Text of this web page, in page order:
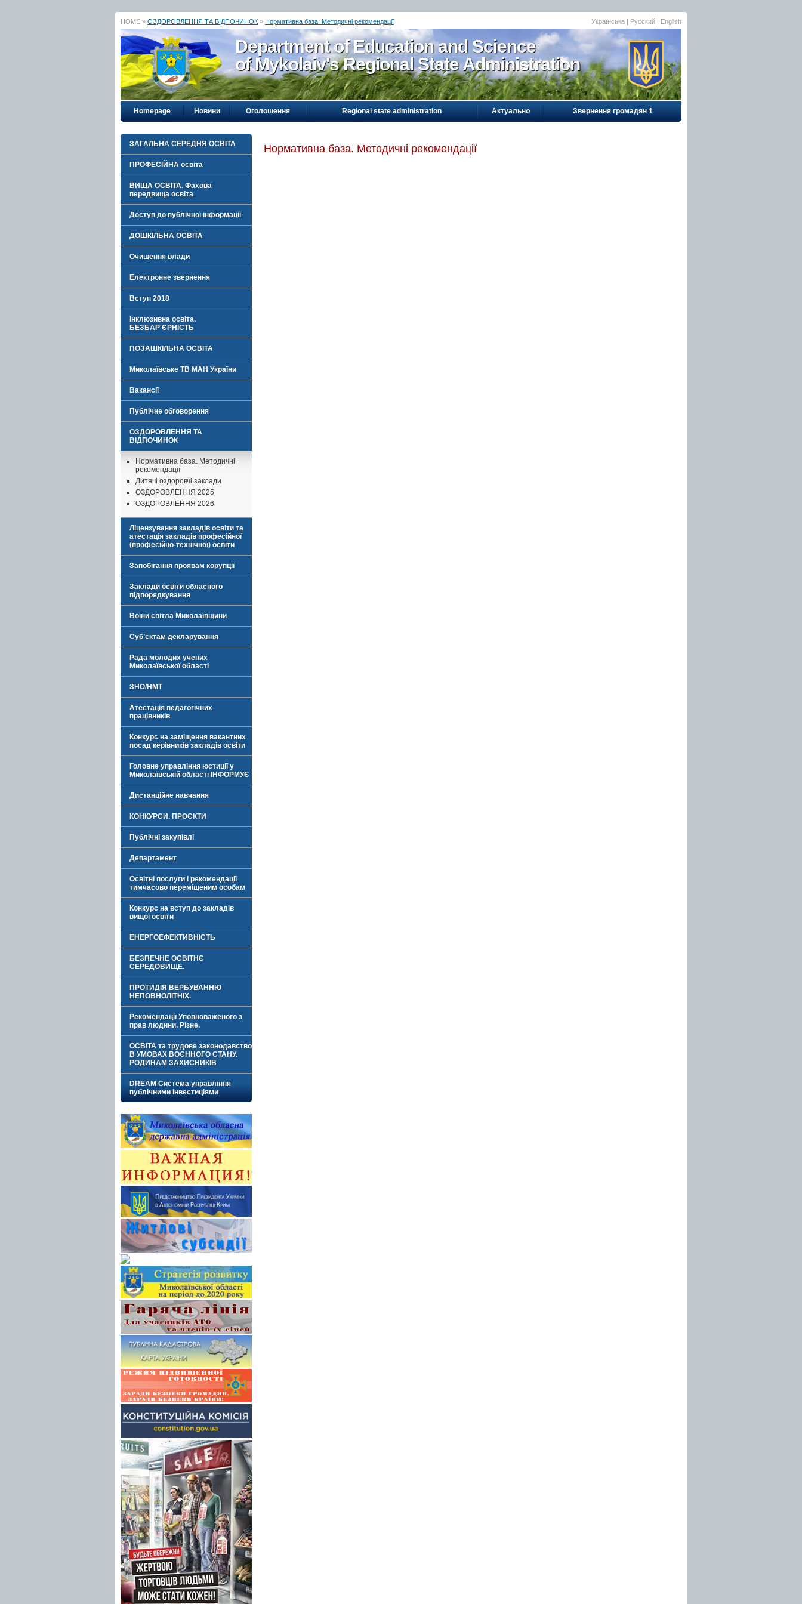
HOME » ОЗДОРОВЛЕННЯ ТА ВІДПОЧИНОК » Нормативна база. Методичні рекомендації Українська | Русский | English
Department of Education and Science
of Mykolaiv's Regional State Administration
Homepage Новини Оголошення Regional state administration Актуально Звернення громадян 1
ЗАГАЛЬНА СЕРЕДНЯ ОСВІТА
ПРОФЕСІЙНА освіта
ВИЩА ОСВІТА. Фахова
передвища освіта
Доступ до публічної інформації
ДОШКІЛЬНА ОСВІТА
Очищення влади
Електронне звернення
Вступ 2018
Інклюзивна освіта.
БЕЗБАР'ЄРНІСТЬ
ПОЗАШКІЛЬНА ОСВІТА
Миколаївське ТВ МАН України
Вакансії
Публічне обговорення
ОЗДОРОВЛЕННЯ ТА
ВІДПОЧИНОК
Нормативна база. Методичні
рекомендації
Дитячі оздоровчі заклади
ОЗДОРОВЛЕННЯ 2025
ОЗДОРОВЛЕННЯ 2026
Ліцензування закладів освіти та
атестація закладів професійної
(професійно-технічної) освіти
Запобігання проявам корупції
Заклади освіти обласного
підпорядкування
Воїни світла Миколаївщини
Суб’єктам декларування
Рада молодих учених
Миколаївської області
ЗНО/НМТ
Атестація педагогічних
працівників
Конкурс на заміщення вакантних
посад керівників закладів освіти
Головне управління юстиції у
Миколаївській області ІНФОРМУЄ
Дистанційне навчання
КОНКУРСИ. ПРОЄКТИ
Публічні закупівлі
Департамент
Освітні послуги і рекомендації
тимчасово переміщеним особам
Конкурс на вступ до закладів
вищої освіти
ЕНЕРГОЕФЕКТИВНІСТЬ
БЕЗПЕЧНЕ ОСВІТНЄ
СЕРЕДОВИЩЕ.
ПРОТИДІЯ ВЕРБУВАННЮ
НЕПОВНОЛІТНІХ.
Рекомендації Уповноваженого з
прав людини. Різне.
ОСВІТА та трудове законодавство
В УМОВАХ ВОЄННОГО СТАНУ.
РОДИНАМ ЗАХИСНИКІВ
DREAM Система управління
публічними інвестиціями
Нормативна база. Методичні рекомендації